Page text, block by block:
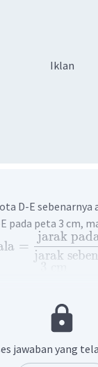
Iklan
D-E sebenarnya
pada peta 3 cm,
=
jarak
jarak
27.000.000
1
skala peta yang
jawaban yang